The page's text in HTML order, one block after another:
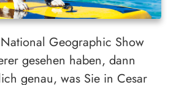
Geographic Show
gesehen haben, dann
genau, was Sie in Cesar